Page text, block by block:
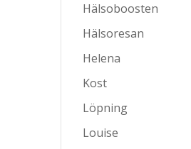
Hälsoboosten
Hälsoresan
Helena
Kost
Löpning
Louise